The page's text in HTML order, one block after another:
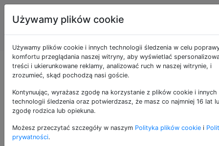
Programowanie
puzzli i Code
Golf
Losowo wybierz z
tablicy
19
To wyzwanie jest raczej proste:
Używamy plików cookie
Używamy plików cookie i innych technologii śledzenia w celu
komfortu przeglądania naszej witryny, aby wyświetlać
treści i ukierunkowane reklamy, analizować ruch w naszej witrynie, i
zrozumieć, skąd pochodzą nasi goście.
Kontynuując, wyrażasz zgodę na korzystanie z plików cookie i innych
technologii śledzenia oraz potwierdzasz, że masz co najmniej 16 lat
zgodę rodzica lub opiekuna.
Możesz przeczytać szczegóły w naszym Polityka plików cookie i
prywatności.